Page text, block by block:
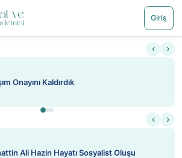
Giriş
‹ ›
Onayını Kaldırdık
‹ ›
Ali Hazin Hayatı Sosyalist Oluşu